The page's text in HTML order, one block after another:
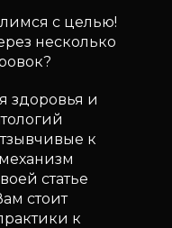
с целью!
несколько
здоровья и
к
статье
стоит
к